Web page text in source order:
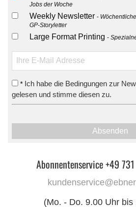
Jobs der Woche
Weekly Newsletter
GP-Storyletter
Large Format Printing
* Ich habe die Bedingungen zur
gelesen und stimme diesen zu.
Absenden
Abonnentenservice +49
(Mo. - Do. 9.00 Uhr bis